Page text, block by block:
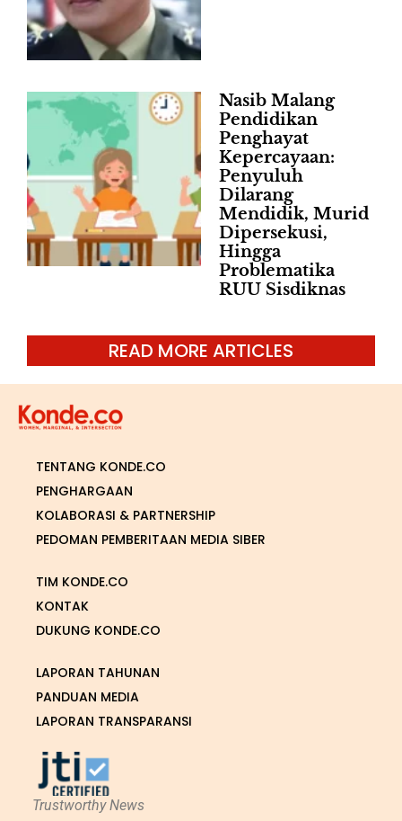
Nasib Malang
Pendidikan
Penghayat
Kepercayaan:
Penyuluh
Dilarang
Mendidik, Murid
Dipersekusi,
Hingga
Problematika
RUU Sisdiknas
READ MORE ARTICLES
TENTANG KONDE.CO
PENGHARGAAN
KOLABORASI & PARTNERSHIP
PEDOMAN PEMBERITAAN MEDIA SIBER
TIM KONDE.CO
KONTAK
DUKUNG KONDE.CO
LAPORAN TAHUNAN
PANDUAN MEDIA
LAPORAN TRANSPARANSI
Trustworthy News